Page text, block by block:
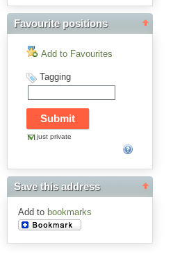
Favourite positions
Add to Favourites
Tagging
just private
Save this address
Add to bookmarks